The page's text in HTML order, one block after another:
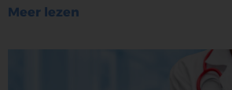
Meer lezen